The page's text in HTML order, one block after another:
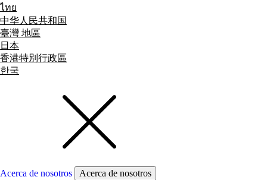
ไทย
中华人民共和国
臺灣 地區
日本
香港特別行政區
한국
Acerca de nosotros
Acerca de nosotros